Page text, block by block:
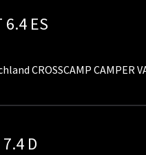
6.4 ES
CROSSCAMP CAMPER
7.4 D